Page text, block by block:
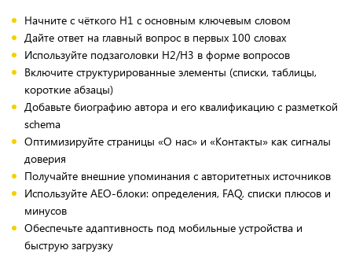
Начните с чёткого H1 с основным ключевым словом
Дайте ответ на главный вопрос в первых 100 словах
Используйте подзаголовки H2/H3 в форме вопросов
Включите структурированные элементы (списки, таблицы,
короткие абзацы)
Добавьте биографию автора и его квалификацию с разметкой
schema
Оптимизируйте страницы «О нас» и «Контакты» как сигналы
доверия
Получайте внешние упоминания с авторитетных источников
Используйте AEO-блоки: определения, FAQ, списки плюсов и
минусов
Обеспечьте адаптивность под мобильные устройства и
быструю загрузку